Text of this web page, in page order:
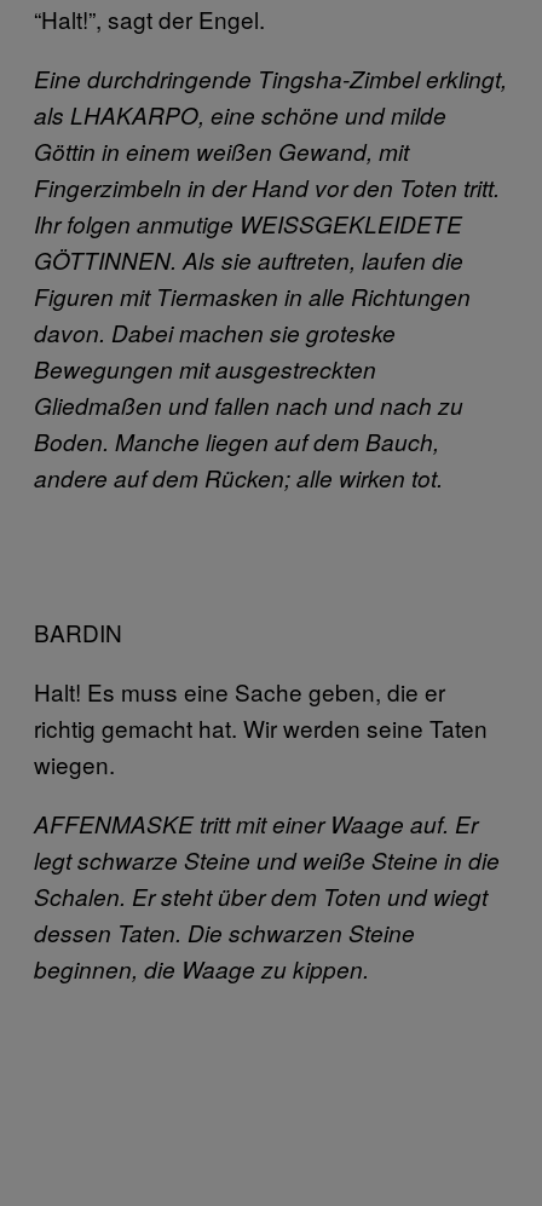
“Halt!”, sagt der Engel.
Eine durchdringende Tingsha-Zimbel erklingt,
als LHAKARPO, eine schöne und milde
Göttin in einem weißen Gewand, mit
Fingerzimbeln in der Hand vor den Toten tritt.
Ihr folgen anmutige WEISSGEKLEIDETE
GÖTTINNEN. Als sie auftreten, laufen die
Figuren mit Tiermasken in alle Richtungen
davon. Dabei machen sie groteske
Bewegungen mit ausgestreckten
Gliedmaßen und fallen nach und nach zu
Boden. Manche liegen auf dem Bauch,
andere auf dem Rücken; alle wirken tot.
BARDIN
Halt! Es muss eine Sache geben, die er
richtig gemacht hat. Wir werden seine Taten
wiegen.
AFFENMASKE tritt mit einer Waage auf. Er
legt schwarze Steine und weiße Steine in die
Schalen. Er steht über dem Toten und wiegt
dessen Taten. Die schwarzen Steine
beginnen, die Waage zu kippen.